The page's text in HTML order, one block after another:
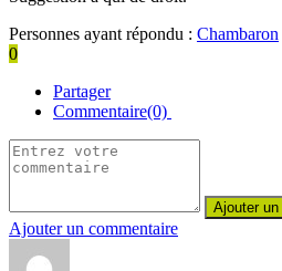
Personnes ayant répondu : Chambaron
0
Partager
Commentaire(0)
Ajouter un commentaire